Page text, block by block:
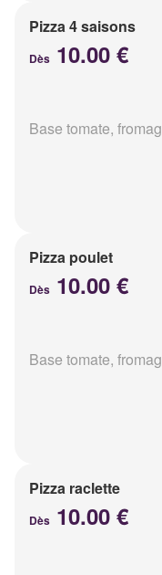
Pizza 4 saisons
Dès 10.00 €
Base tomate,
Pizza poulet
Dès 10.00 €
Base tomate,
Pizza raclette
Dès 10.00 €